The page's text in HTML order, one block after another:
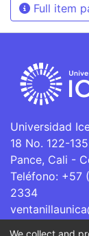
Full item
Universidad
18 No. 122-135
Pance, Cali -
Teléfono: +57
2334
We collect and